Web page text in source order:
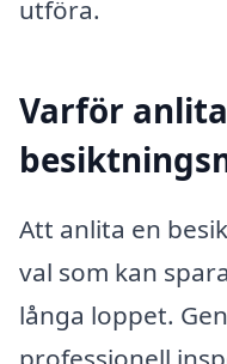
utföra.
Varför
Att anlita en
val som kan
långa loppet.